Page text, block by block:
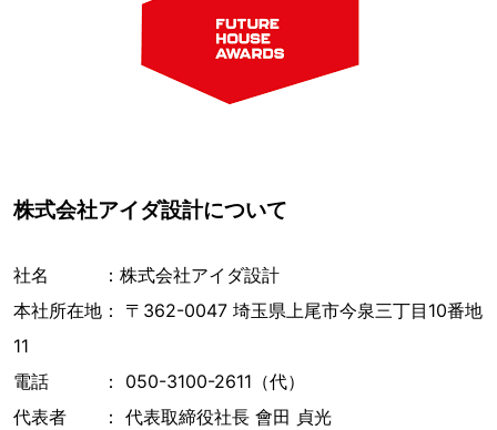
株式会社アイダ設計について
社名 ：株式会社アイダ設計
本社所在地： 〒362-0047 埼玉県上尾市今泉三丁目10番地
11
電話 ： 050-3100-2611（代）
代表者 ： 代表取締役社長 會田 貞光